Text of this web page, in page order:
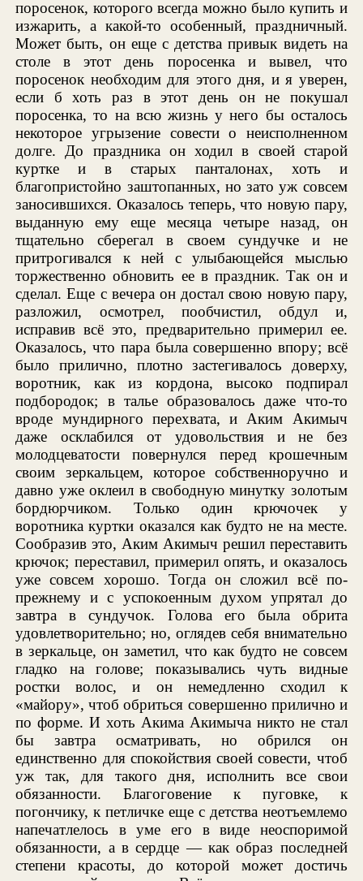
поросенок, которого всегда можно было купить и
изжарить, а какой-то особенный, праздничный.
Может быть, он еще с детства привык видеть на
столе в этот день поросенка и вывел, что
поросенок необходим для этого дня, и я уверен,
если б хоть раз в этот день он не покушал
поросенка, то на всю жизнь у него бы осталось
некоторое угрызение совести о неисполненном
долге. До праздника он ходил в своей старой
куртке и в старых панталонах, хоть и
благопристойно заштопанных, но зато уж совсем
заносившихся. Оказалось теперь, что новую пару,
выданную ему еще месяца четыре назад, он
тщательно сберегал в своем сундучке и не
притрогивался к ней с улыбающейся мыслью
торжественно обновить ее в праздник. Так он и
сделал. Еще с вечера он достал свою новую пару,
разложил, осмотрел, пообчистил, обдул и,
исправив всё это, предварительно примерил ее.
Оказалось, что пара была совершенно впору; всё
было прилично, плотно застегивалось доверху,
воротник, как из кордона, высоко подпирал
подбородок; в талье образовалось даже что-то
вроде мундирного перехвата, и Аким Акимыч
даже осклабился от удовольствия и не без
молодцеватости повернулся перед крошечным
своим зеркальцем, которое собственноручно и
давно уже оклеил в свободную минутку золотым
бордюрчиком. Только один крючочек у
воротника куртки оказался как будто не на месте.
Сообразив это, Аким Акимыч решил переставить
крючок; переставил, примерил опять, и оказалось
уже совсем хорошо. Тогда он сложил всё по-
прежнему и с успокоенным духом упрятал до
завтра в сундучок. Голова его была обрита
удовлетворительно; но, оглядев себя внимательно
в зеркальце, он заметил, что как будто не совсем
гладко на голове; показывались чуть видные
ростки волос, и он немедленно сходил к
«майору», чтоб обриться совершенно прилично и
по форме. И хоть Акима Акимыча никто не стал
бы завтра осматривать, но обрился он
единственно для спокойствия своей совести, чтоб
уж так, для такого дня, исполнить все свои
обязанности. Благоговение к пуговке, к
погончику, к петличке еще с детства неотъемлемо
напечатлелось в уме его в виде неоспоримой
обязанности, а в сердце — как образ последней
степени красоты, до которой может достичь